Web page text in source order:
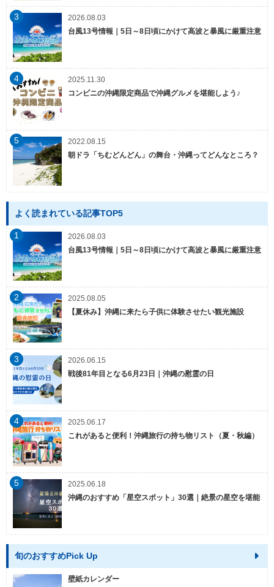
3
2026.08.03
台風13号情報｜5日～8日頃にかけて高波と暴風に厳重注意
4
2025.11.30
コンビニの沖縄限定商品で沖縄グルメを堪能しよう♪
5
2022.08.15
朝ドラ「ちむどんどん」の舞台・沖縄ってどんなところ？
よく読まれている記事TOP5
1
2026.08.03
台風13号情報｜5日～8日頃にかけて高波と暴風に厳重注意
2
2025.08.05
【夏休み】沖縄に来たら子供に体験させたい観光施設
3
2026.06.15
戦後81年目となる6月23日｜沖縄の慰霊の日
4
2025.06.17
これがあると便利！沖縄旅行の持ち物リスト（夏・秋編）
5
2025.06.18
沖縄のおすすめ「星空スポット」30選｜絶景の星空を堪能
旬のおすすめPick Up
壁紙カレンダー